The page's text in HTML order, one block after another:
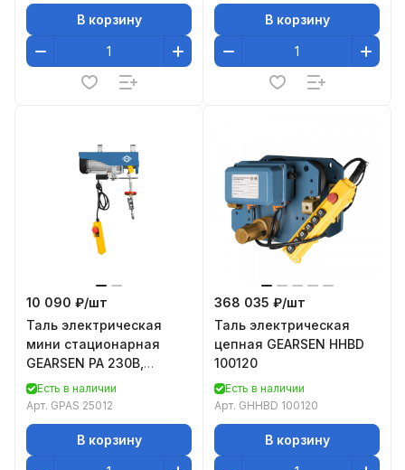
В корзину В корзину
10 090 ₽/шт
Таль электрическая
мини стационарная
GEARSEN PA 230В,
250/500кг, 12/6м
Есть в наличии
Арт. GPAS 25012
В корзину
368 035 ₽/шт
Таль электрическая
цепная GEARSEN HHBD
100120
Есть в наличии
Арт. GHHBD 100120
В корзину